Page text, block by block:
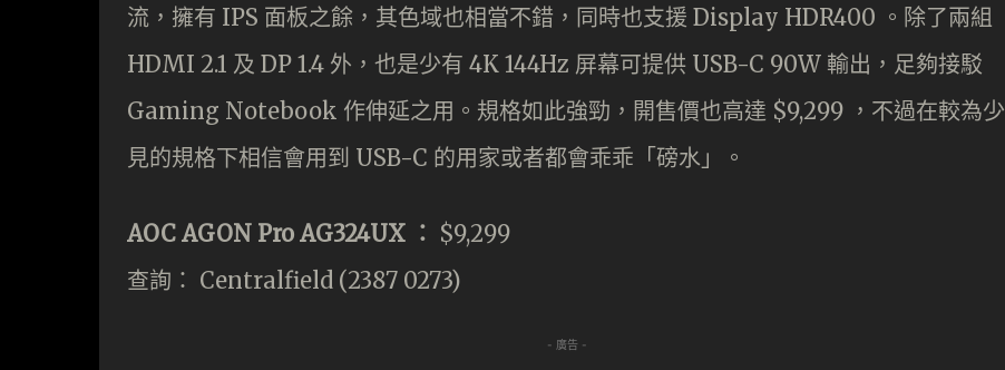
流，擁有 IPS 面板之餘，其色域也相當不錯，同時也支援 Display HDR400 。除了兩組
HDMI 2.1 及 DP 1.4 外，也是少有 4K 144Hz 屏幕可提供 USB-C 90W 輸出，足夠接駁
Gaming Notebook 作伸延之用。規格如此強勁，開售價也高達 $9,299 ，不過在較為少
見的規格下相信會用到 USB-C 的用家或者都會乖乖「磅水」。
AOC AGON Pro AG324UX ： $9,299
查詢： Centralfield (2387 0273)
- 廣告 -